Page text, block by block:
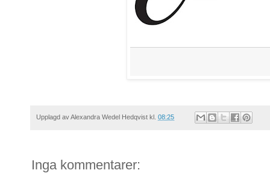
Upplagd avAlexandra Wedel Hedqvist kl. 08:25
Inga kommentarer: